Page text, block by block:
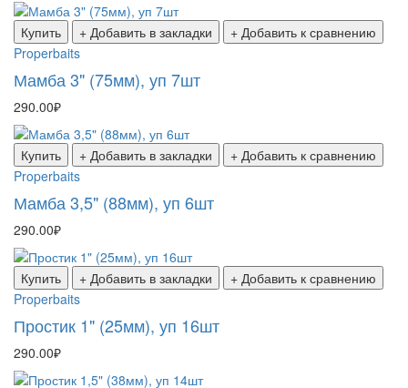
Купить + Добавить в закладки
+ Добавить к сравнению
Properbaits
Мамба 3" (75мм), уп 7шт
290.00₽
Купить + Добавить в закладки
+ Добавить к сравнению
Properbaits
Мамба 3,5" (88мм), уп 6шт
290.00₽
Купить + Добавить в закладки
+ Добавить к сравнению
Properbaits
Простик 1" (25мм), уп 16шт
290.00₽